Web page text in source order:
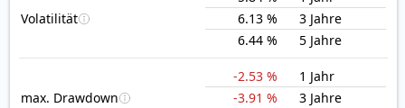
Volatilität
6.13 %
3 Jahre
6.44 %
5 Jahre
max. Drawdown
-2.53 %
1 Jahr
-3.91 %
3 Jahre